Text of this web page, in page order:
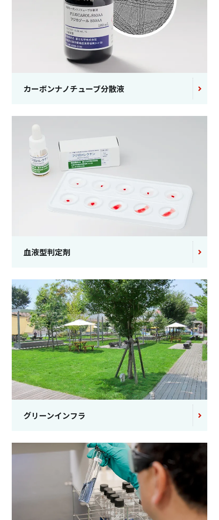
カーボンナノチューブ分散液
血液型判定剤
グリーンインフラ